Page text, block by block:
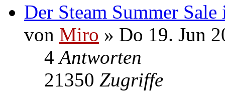
Der Steam Summer Sale
von Miro » Do 19. Jun
4Antworten
21350 Zugriffe